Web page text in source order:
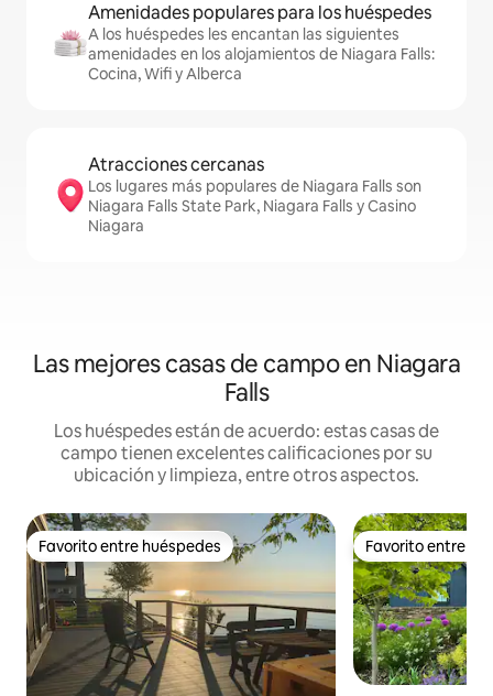
Amenidades populares para los huéspedes
A los huéspedes les encantan las siguientes
amenidades en los alojamientos de Niagara Falls:
Cocina, Wifi y Alberca
Atracciones cercanas
Los lugares más populares de Niagara Falls son
Niagara Falls State Park, Niagara Falls y Casino
Niagara
Las mejores casas de campo en Niagara
Falls
Los huéspedes están de acuerdo: estas casas de
campo tienen excelentes calificaciones por su
ubicación y limpieza, entre otros aspectos.
Favorito entre huéspedes
Favorito entre huéspedes Favorito entre
Favorito entre